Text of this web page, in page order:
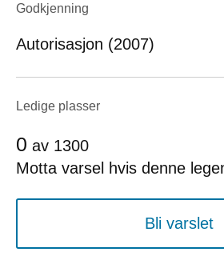
Godkjenning
Autorisasjon (2007)
Ledige plasser
0 av 1300
Motta varsel hvis denne
Bli varslet